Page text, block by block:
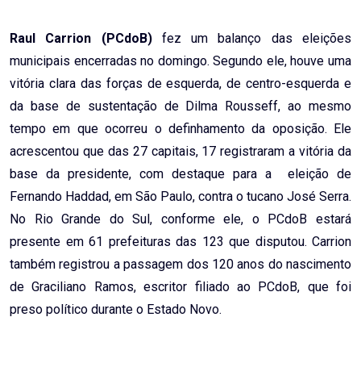
Raul Carrion (PCdoB)fez um balanço das eleições
municipais encerradas no domingo. Segundo ele, houve uma
vitória clara das forças de esquerda, de centro-esquerda e
da base de sustentação de Dilma Rousseff, ao mesmo
tempo em que ocorreu o definhamento da oposição. Ele
acrescentou que das 27 capitais, 17 registraram a vitória da
base da presidente, com destaque para a eleição de
Fernando Haddad, em São Paulo, contra o tucano José Serra.
No Rio Grande do Sul, conforme ele, o PCdoB estará
presente em 61 prefeituras das 123 que disputou. Carrion
também registrou a passagem dos 120 anos do nascimento
de Graciliano Ramos, escritor filiado ao PCdoB, que foi
preso político durante o Estado Novo.